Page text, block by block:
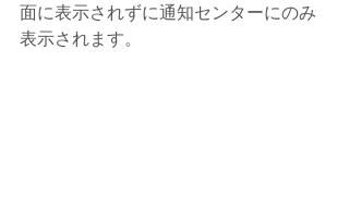
面に表示されずに通知センターにのみ
表示されます。